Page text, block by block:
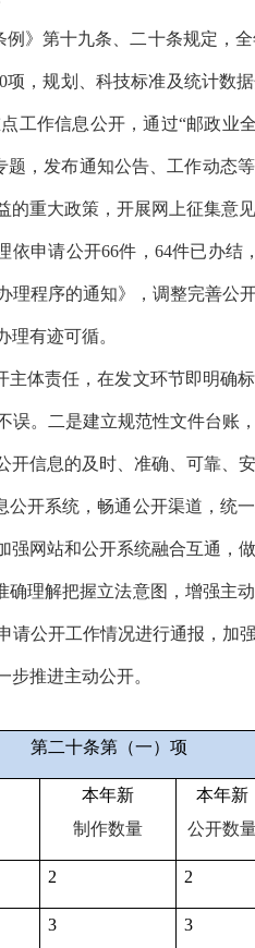
例》第十九条、二十条规定，
项，规划、科技标准及统计数
工作信息公开，通过“邮政业
题，发布通知公告、工作动态
的重大政策，开展网上征集意见
依申请公开66件， 64件已办结，
程序的通知》，调整完善公
有迹可循。
主体责任，在发文环节即明确
误。二是建立规范性文件台账
信息的及时、准确、可靠、安
公开系统，畅通公开渠道，统
网站和公开系统融合互通，做
确理解把握立法意图，增强主
公开工作情况进行通报，加
推进主动公开。
第二十条第（一）项
本年新
制作数量
本年新
公开数
2 2
3 3